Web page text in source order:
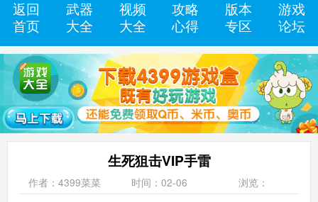
返回
首页
武器
大全
视频
大全
攻略
心得
版本
专区
游戏
论坛
生死狙击VIP手雷
作者：4399菜菜 时间：02-06 浏览：